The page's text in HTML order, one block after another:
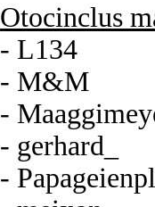
Otocinclus
- L134
- M&M
-
- gerhard_
-